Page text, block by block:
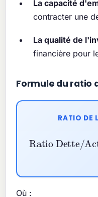
La capacité
contracter une
La qualité de
financière pour
Formule du ratio
RATIO DE
Où :